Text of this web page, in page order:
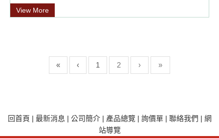
View More
« ‹ 1 2 › »
回首頁 | 最新消息 | 公司簡介| 產品總覽| 詢價單 | 聯絡我們 | 網
站導覽